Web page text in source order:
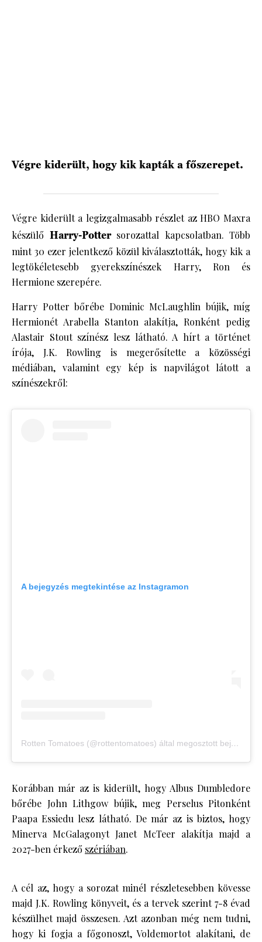
Végre kiderült, hogy kik kapták a főszerepet.
Végre kiderült a legizgalmasabb részlet az HBO Maxra
készülő Harry-Pottersorozattal kapcsolatban. Több
mint 30 ezer jelentkező közül kiválasztották, hogy kik a
legtökéletesebb gyerekszínészek Harry, Ron és
Hermione szerepére.
Harry Potter bőrébe Dominic McLaughlin bújik, míg
Hermionét Arabella Stanton alakítja, Ronként pedig
Alastair Stout színész lesz látható. A hírt a történet
írója, J.K. Rowling is megerősítette a közösségi
médiában, valamint egy kép is napvilágot látott a
színészekről:
A bejegyzés megtekintése az Instagramon
Rotten Tomatoes (@rottentomatoes) által megosztott bejegyzés
Korábban már az is kiderült, hogy Albus Dumbledore
bőrébe John Lithgow bújik, meg Perselus Pitonként
Paapa Essiedu lesz látható. De már az is biztos, hogy
Minerva McGalagonyt Janet McTeer alakítja majd a
2027-ben érkező szériában.
A cél az, hogy a sorozat minél részletesebben kövesse
majd J.K. Rowling könyveit, és a tervek szerint 7-8 évad
készülhet majd összesen. Azt azonban még nem tudni,
hogy ki fogja a főgonoszt, Voldemortot alakítani, de